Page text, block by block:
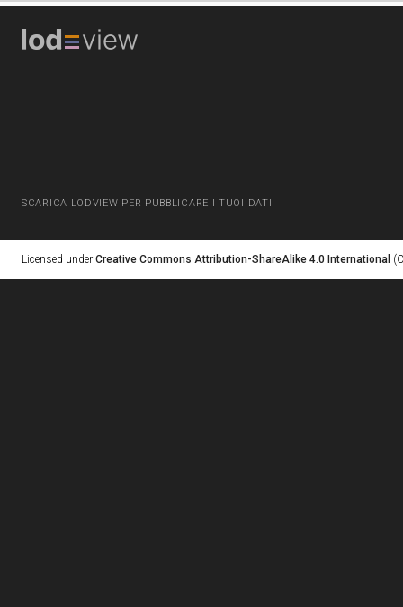
SCARICA LODVIEW PER PUBBLICARE I TUOI DATI
Licensed under Creative Commons Attribution-ShareAlike 4.0 International